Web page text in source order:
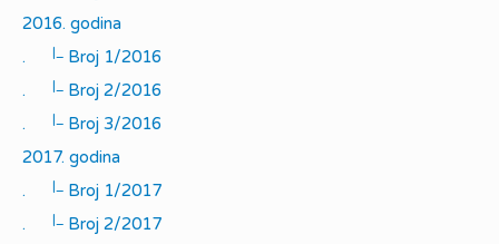
2016. godina
.
|_
Broj 1/2016
.
|_
Broj 2/2016
.
|_
Broj 3/2016
2017. godina
.
|_
Broj 1/2017
.
|_
Broj 2/2017